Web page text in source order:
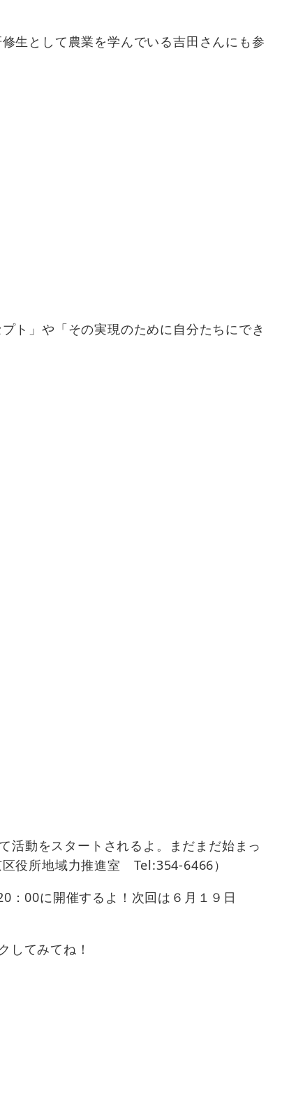
生として農業を学んでいる吉田さんにも参
ト」や「その実現のために自分たちにでき
活動をスタートされるよ。まだまだ始まっ
役所地域力推進室 Tel:354-6466）
00に開催するよ！次回は６月１９日
してみてね！